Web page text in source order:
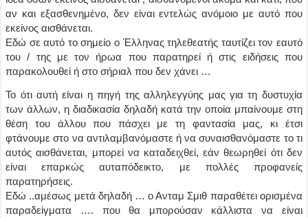
αν και εξασθενημένο, δεν είναι εντελώς ανόμοιο με αυτό που
εκείνος αισθάνεται.
Εδώ σε αυτό το σημείο ο Έλληνας τηλεθεατής ταυτίζει τον εαυτό
του / της με τον ήρωα που παρατηρεί ή στις ειδήσεις που
παρακολουθεί ή στο σήριαλ που δεν χάνει …
Το ότι αυτή είναι η πηγή της αλληλεγγύης μας για τη δυστυχία
των άλλων, η διαδικασία δηλαδή κατά την οποία μπαίνουμε στη
θέση του άλλου που πάσχει με τη φαντασία μας, κι έτσι
φτάνουμε στο να αντιλαμβανόμαστε ή να συναισθανόμαστε το τι
αυτός αισθάνεται, μπορεί να καταδειχθεί, εάν θεωρηθεί ότι δεν
είναι επαρκώς αυταπόδεικτο, με πολλές προφανείς
παρατηρήσεις.
Εδώ ..αμέσως μετά δηλαδή … ο Ανταμ Σμιθ παραθέτει ορισμένα
παραδείγματα …. που θα μπορούσαν κάλλιστα να είναι